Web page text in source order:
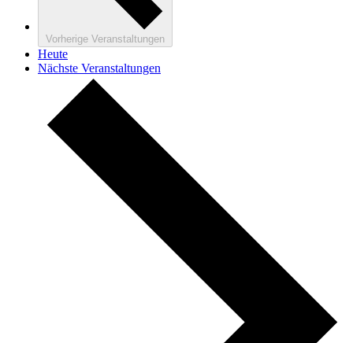
Vorherige Veranstaltungen
Heute
Nächste Veranstaltungen